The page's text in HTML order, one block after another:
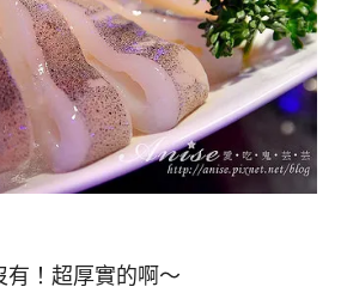
有！超厚實的啊～